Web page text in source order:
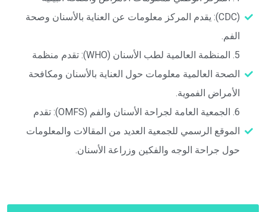
(CDC): يقدم المركز معلومات عن العناية بالأسنان وصحة
الفم.
‎5. المنظمة العالمية لطب الأسنان (WHO): تقدم منظمة
الصحة العالمية معلومات حول العناية بالأسنان ومكافحة
الأمراض الفموية.
‎6. الجمعية العامة لجراحة الأسنان والفم (OMFS): تقدم
الموقع الرسمي للجمعية العديد من المقالات والمعلومات
حول جراحة الوجه والفكين وزراعة الأسنان.